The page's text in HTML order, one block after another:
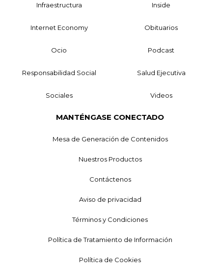
Infraestructura Inside
Internet Economy Obituarios
Ocio Podcast
Responsabilidad Social Salud Ejecutiva
Sociales Videos
MANTÉNGASE CONECTADO
Mesa de Generación de Contenidos
Nuestros Productos
Contáctenos
Aviso de privacidad
Términos y Condiciones
Política de Tratamiento de Información
Política de Cookies